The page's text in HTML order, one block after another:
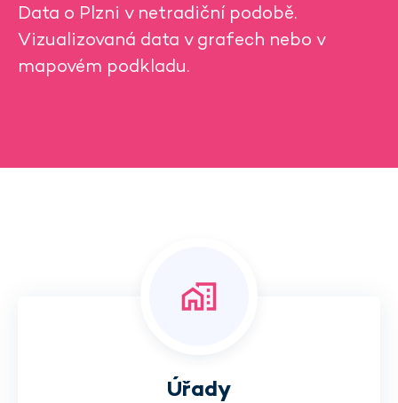
Data o Plzni v netradiční podobě.
Vizualizovaná data v grafech nebo v
mapovém podkladu.
Úřady
maps_home_work